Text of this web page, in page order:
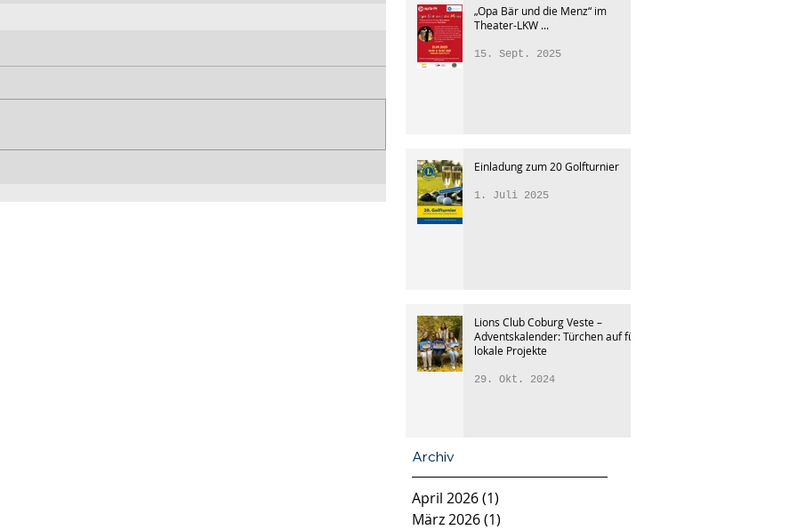
„Opa Bär und die Menz“ im
Theater-LKW ...
15. Sept. 2025
Einladung zum 20 Golfturnier
1. Juli 2025
Lions Club Coburg Veste –
Adventskalender: Türchen auf für
lokale Projekte
29. Okt. 2024
Archiv
April 2026(1)
März 2026(1)